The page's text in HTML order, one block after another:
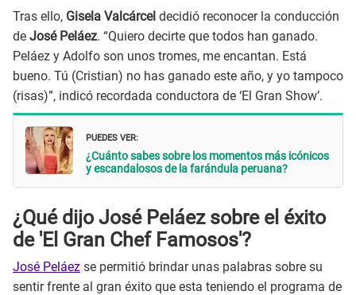
Tras ello, Gisela Valcárcel decidió reconocer la conducción
de José Peláez. “Quiero decirte que todos han ganado.
Peláez y Adolfo son unos tromes, me encantan. Está
bueno. Tú (Cristian) no has ganado este año, y yo tampoco
(risas)”, indicó recordada conductora de ‘El Gran Show’.
PUEDES VER:
¿Cuánto sabes sobre los momentos más icónicos
y escandalosos de la farándula peruana?
¿Qué dijo José Peláez sobre el éxito
de 'El Gran Chef Famosos'?
José Peláez se permitió brindar unas palabras sobre su
sentir frente al gran éxito que esta teniendo el programa de